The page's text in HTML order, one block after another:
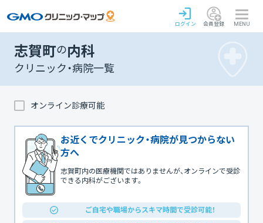
ログイン 会員登録 MENU
志賀町の内科
クリニック・病院一覧
オンライン診療可能
お近くでクリニック・病院が見つからない
方へ
志賀町内の医療機関ではありませんが、オンラインで受診
できる内科がございます。
ご自宅や職場からスキマ時間で受診可能！